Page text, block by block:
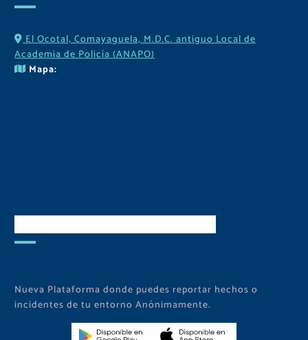
El Ocotal, Comayaguela, M.D.C. antiguo Local de
Academia de Policía (ANAPO)
Mapa:
Nueva Plataforma donde puedes reportar hechos o
incidentes de tu entorno Anónimamente.